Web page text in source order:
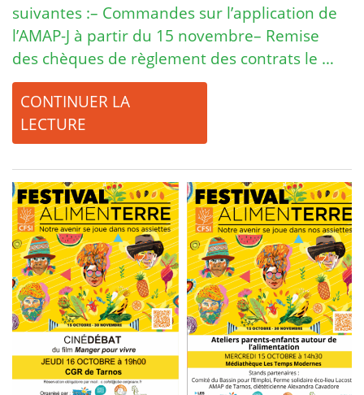
suivantes :– Commandes sur l’application de
l’AMAP-J à partir du 15 novembre– Remise
des chèques de règlement des contrats le …
CONTINUER LA
LECTURE